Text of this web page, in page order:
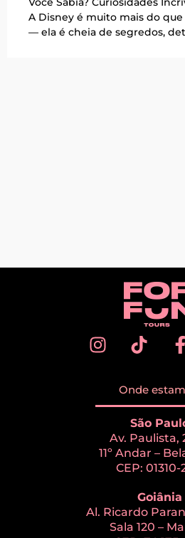
A Disney é muito mais do
— ela é cheia de segredos,
Onde
São
Av. Paulista,
11º Andar –
CEP:
Goiânia
Al. Ricardo
Sala 120 –